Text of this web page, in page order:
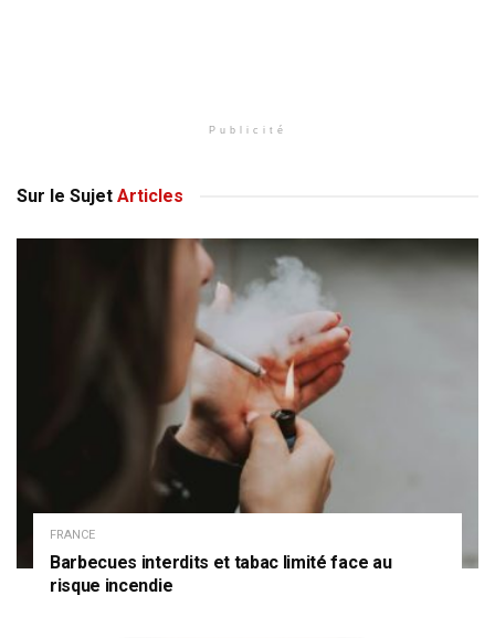
Publicité
Sur le Sujet Articles
FRANCE
Barbecues interdits et tabac limité face au
risque incendie